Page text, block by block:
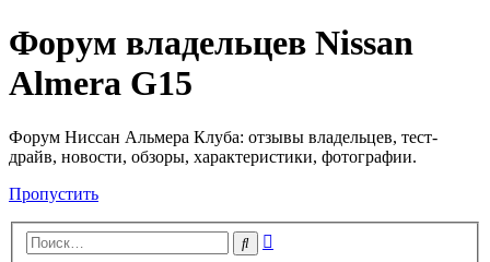
Форум владельцев Nissan
Almera G15
Форум Ниссан Альмера Клуба: отзывы владельцев, тест-
драйв, новости, обзоры, характеристики, фотографии.
Пропустить
Поиск